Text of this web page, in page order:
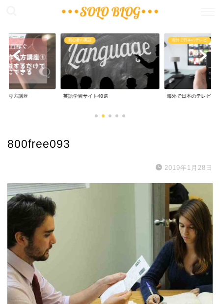
作り方講座
初心者の英語
英語学習サイト40選
海外で日本のテレビ
海外で日本のテレビ
800free093
2019年1月28日